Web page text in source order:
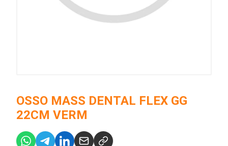
OSSO MASS DENTAL FLEX GG
22CM VERM